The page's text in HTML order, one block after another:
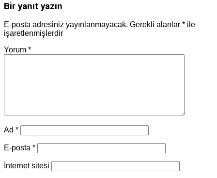
Bir yanıt yazın
E-posta adresiniz yayınlanmayacak. Gerekli alanlar * ile
işaretlenmişlerdir
Yorum *
Ad *
E-posta *
İnternet sitesi